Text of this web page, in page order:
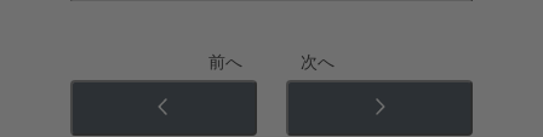
前へ 次へ